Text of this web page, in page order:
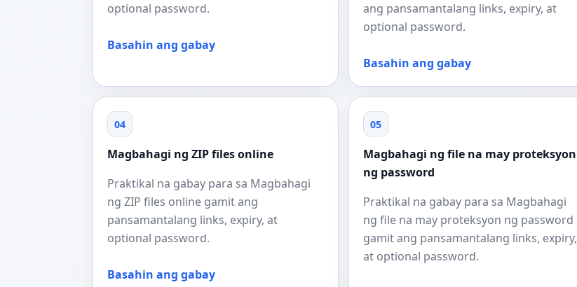
optional password.
Basahin ang gabay
ang pansamantalang links, expiry, at
optional password.
Basahin ang gabay
04
Magbahagi ng ZIP files online
Praktikal na gabay para sa Magbahagi
ng ZIP files online gamit ang
pansamantalang links, expiry, at
optional password.
Basahin ang gabay
05
Magbahagi ng file na may proteksyon
ng password
Praktikal na gabay para sa Magbahagi
ng file na may proteksyon ng password
gamit ang pansamantalang links, expiry,
at optional password.